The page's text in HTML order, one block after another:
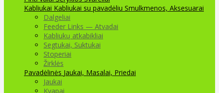
Kabliukai Kabliukai su pavadėliu Smulkmenos, Aksesuarai
Dalgeliai
Feeder Links — Atvadai
Kabliukų atkabikliai
Segtukai, Suktukai
Stoperiai
Žirklės
Pavadėlinės Jaukai, Masalai, Priedai
Jaukai
Kvapai